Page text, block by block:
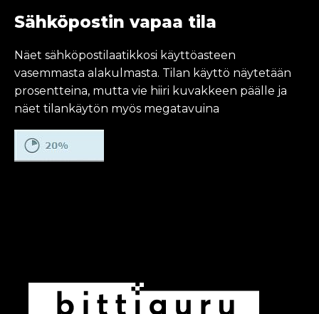
Sähköpostin vapaa tila
Näet sähköpostilaatikkosi käyttöasteen
vasemmasta alakulmasta. Tilan käyttö näytetään
prosentteina, mutta vie hiiri kuvakkeen päälle ja
näet tilankäytön myös megatavuina